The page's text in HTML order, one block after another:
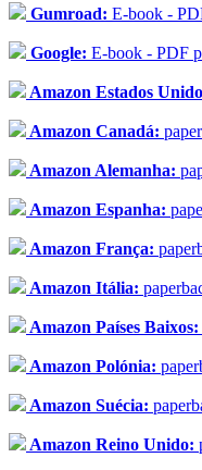
Gumroad: E-book -
Google: E-book - PDF
Amazon Estados
Amazon Canadá:
Amazon Alemanha:
Amazon Espanha:
Amazon França:
Amazon Itália:
Amazon Países Baixos:
Amazon Polónia:
Amazon Suécia:
Amazon Reino Unido: